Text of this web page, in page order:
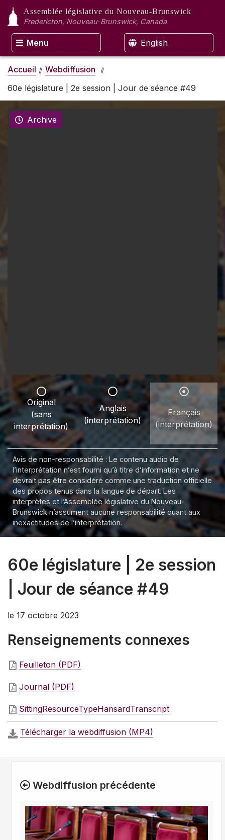
Assemblée législative du Nouveau-Brunswick
Fredericton, Nouveau-Brunswick, Canada
Menu English
Accueil
Webdiffusion
60e législature | 2e session | Jour de séance #49
Archive
Original
(sans
interprétation)
Anglais
(interprétation)
Français
(interprétation)
Avis de non-responsabilité : Le contenu audio de
l’interprétation n’est fourni qu’à titre d’information et ne
devrait pas être considéré comme une traduction officielle
des propos tenus dans la langue de départ. Les
interprètes et l’Assemblée législative du Nouveau-
Brunswick n’assument aucune responsabilité quant aux
inexactitudes de l’interprétation.
60e législature | 2e session
| Jour de séance #49
le 17 octobre 2023
Renseignements connexes
Feuilleton (PDF)
Journal (PDF)
SittingResourceTypeHansardTranscript
Télécharger la webdiffusion (MP4)
Webdiffusion précédente